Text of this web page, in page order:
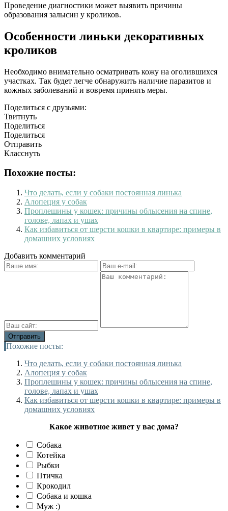
Проведение диагностики может выявить причины
образования залысин у кроликов.
Особенности линьки декоративных
кроликов
Необходимо внимательно осматривать кожу на оголившихся
участках. Так будет легче обнаружить наличие паразитов и
кожных заболеваний и вовремя принять меры.
Поделиться с друзьями:
Твитнуть
Поделиться
Поделиться
Отправить
Класснуть
Похожие посты:
Что делать, если у собаки постоянная линька
Алопеция у собак
Проплешины у кошек: причины облысения на спине,
голове, лапах и ушах
Как избавиться от шерсти кошки в квартире: примеры в
домашних условиях
Добавить комментарий
Похожие посты:
Что делать, если у собаки постоянная линька
Алопеция у собак
Проплешины у кошек: причины облысения на спине,
голове, лапах и ушах
Как избавиться от шерсти кошки в квартире: примеры в
домашних условиях
Какое животное живет у вас дома?
Собака
Котейка
Рыбки
Птичка
Крокодил
Собака и кошка
Муж :)